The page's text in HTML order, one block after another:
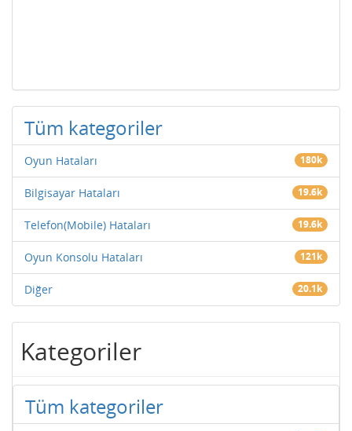
Tüm kategoriler
Oyun Hataları 180k
Bilgisayar Hataları 19.6k
Telefon(Mobile) Hataları 19.6k
Oyun Konsolu Hataları 121k
Diğer 20.1k
Kategoriler
Tüm kategoriler